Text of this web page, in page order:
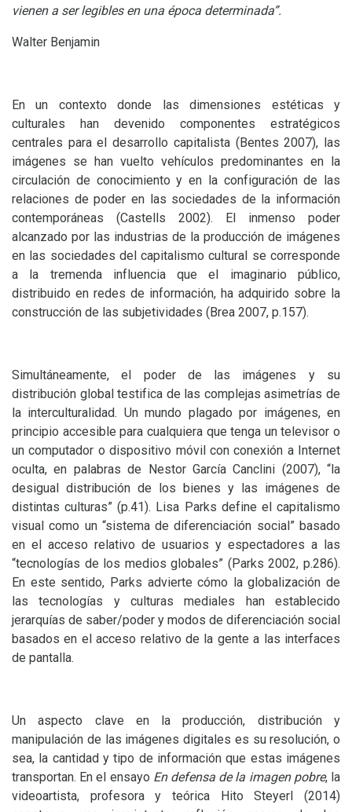
vienen a ser legibles en una época determinada”.
Walter Benjamin
En un contexto donde las dimensiones estéticas y
culturales han devenido componentes estratégicos
centrales para el desarrollo capitalista (Bentes 2007), las
imágenes se han vuelto vehículos predominantes en la
circulación de conocimiento y en la configuración de las
relaciones de poder en las sociedades de la información
contemporáneas (Castells 2002). El inmenso poder
alcanzado por las industrias de la producción de imágenes
en las sociedades del capitalismo cultural se corresponde
a la tremenda influencia que el imaginario público,
distribuido en redes de información, ha adquirido sobre la
construcción de las subjetividades (Brea 2007, p.157).
Simultáneamente, el poder de las imágenes y su
distribución global testifica de las complejas asimetrías de
la interculturalidad. Un mundo plagado por imágenes, en
principio accesible para cualquiera que tenga un televisor o
un computador o dispositivo móvil con conexión a Internet
oculta, en palabras de Nestor García Canclini (2007), “la
desigual distribución de los bienes y las imágenes de
distintas culturas” (p.41). Lisa Parks define el capitalismo
visual como un “sistema de diferenciación social” basado
en el acceso relativo de usuarios y espectadores a las
“tecnologías de los medios globales” (Parks 2002, p.286).
En este sentido, Parks advierte cómo la globalización de
las tecnologías y culturas mediales han establecido
jerarquías de saber/poder y modos de diferenciación social
basados en el acceso relativo de la gente a las interfaces
de pantalla.
Un aspecto clave en la producción, distribución y
manipulación de las imágenes digitales es su resolución, o
sea, la cantidad y tipo de información que estas imágenes
transportan. En el ensayo En defensa de la imagen pobre, la
videoartista, profesora y teórica Hito Steyerl (2014)